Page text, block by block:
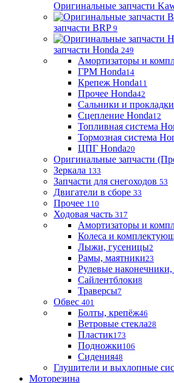
Оригинальные запчасти
запчасти BRP 9
запчасти Honda 249
Амортизаторы и
ГРМ Honda14
Крепеж Honda11
Прочее Honda42
Сальники и
Сцепление Honda12
Топливная система
Тормозная система
ЦПГ Honda20
Оригинальные запчасти
Зеркала 133
Запчасти для снегоходов 53
Двигатели в сборе 33
Прочее 110
Ходовая часть 317
Амортизаторы и
Колеса и
Лыжи, гусеницы2
Рамы, маятники23
Рулевые
Сайлентблоки8
Траверсы7
Обвес 401
Болты, крепёж46
Ветровые стекла28
Пластик173
Подножки106
Сидения48
Глушители и выхлопные
Моторезина